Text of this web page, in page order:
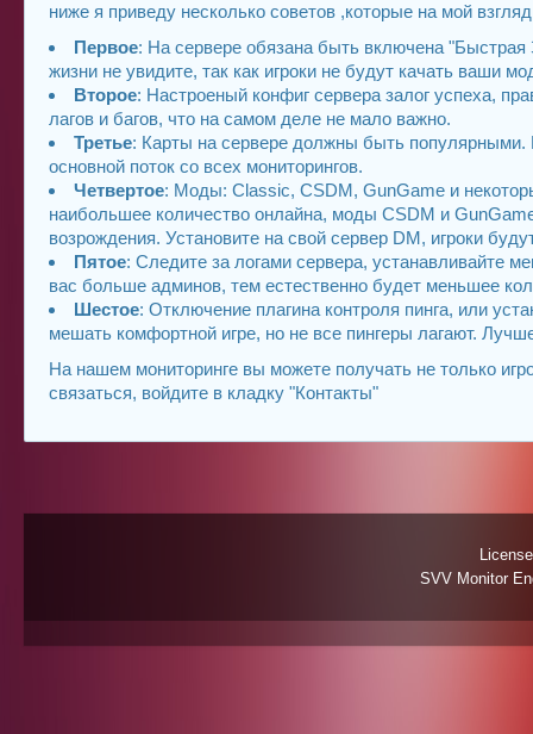
ниже я приведу несколько советов ,которые на мой
Первое: На сервере обязана быть включена "Быстрая
жизни не увидите, так как игроки не будут качать ваши
Второе: Настроеный конфиг сервера залог успеха,
лагов и багов, что на самом деле не мало важно.
Третье: Карты на сервере должны быть популярными.
основной поток со всех мониторингов.
Четвертое: Моды: Classic, CSDM, GunGame и
наибольшее количество онлайна, моды CSDM и
возрождения. Установите на свой сервер DM, игроки
Пятое: Следите за логами сервера, устанавливайте
вас больше админов, тем естественно будет меньшее
Шестое: Отключение плагина контроля пинга, или
мешать комфортной игре, но не все пингеры лагают.
На нашем мониторинге вы можете получать не только
связаться, войдите в кладку "Контакты"
SVV Monitor